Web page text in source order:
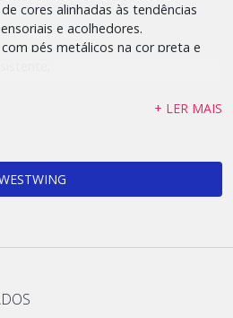
cores alinhadas às tendências
e acolhedores.
pés metálicos na cor preta e
+ LER MAIS